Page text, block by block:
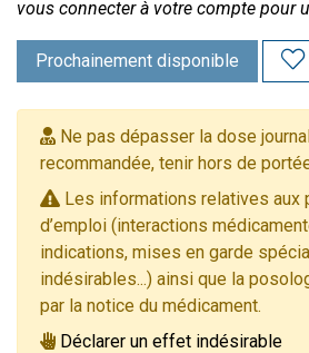
vous connecter à votre compte pour
Prochainement disponible
Ne pas dépasser la dose
recommandée, tenir hors de
Les informations relatives aux
d’emploi (interactions
indications, mises en garde
indésirables...) ainsi que la
par la notice du médicament.
Déclarer un effet indésirable